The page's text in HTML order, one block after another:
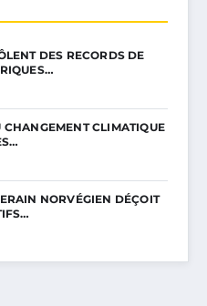
DES RECORDS DE
CLIMATIQUE
NORVÉGIEN DÉÇOIT